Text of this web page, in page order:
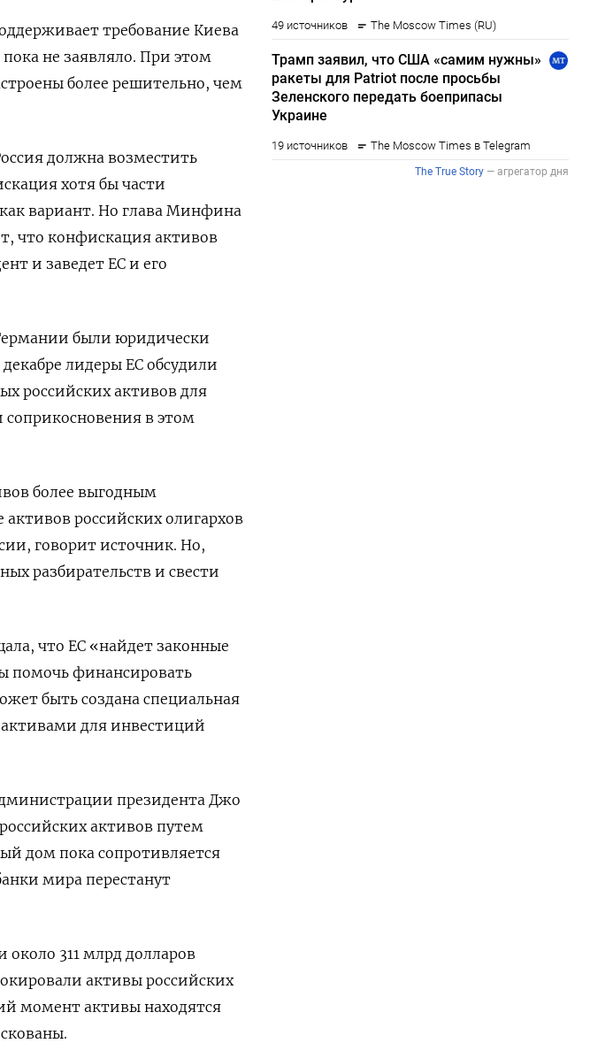
требование Киева
не заявляло. При этом
более решительно, чем
должна возместить
хотя бы части
вариант. Но глава Минфина
что конфискация активов
и заведет ЕС и его
были юридически
лидеры ЕС обсудили
российских активов для
в этом
более выгодным
российских олигархов
говорит источник. Но,
разбирательств и свести
что ЕС «найдет законные
помочь финансировать
быть создана специальная
активами для инвестиций
президента Джо
активов путем
дом пока сопротивляется
мира перестанут
311 млрд долларов
активы российских
момент активы находятся